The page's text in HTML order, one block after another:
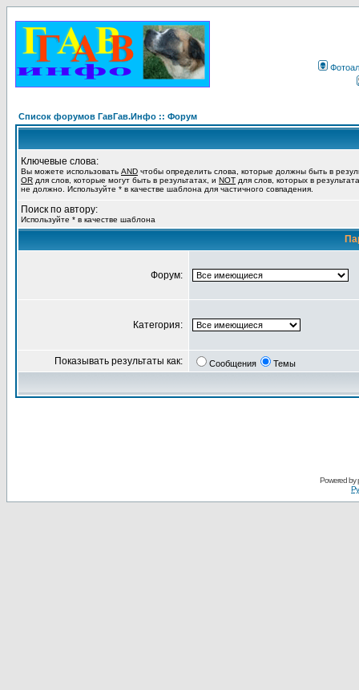
Список форумов ГавГав.Инфо :: Форум
Ключевые слова:
Вы можете использовать AND чтобы определить слова, которые должны быть в
OR для слов, которые могут быть в результатах, и NOT для слов, которых в
не должно. Используйте * в качестве шаблона для частичного совпадения.
Поиск по автору:
Используйте * в качестве шаблона
Форум:
Категория:
Показывать результаты как: Сообщения Темы
Powered by